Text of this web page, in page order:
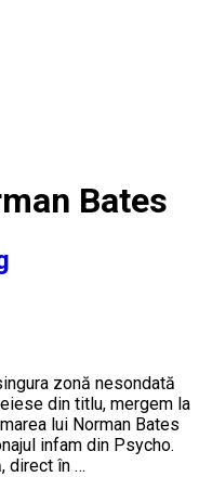
Bates
zonă nesondată
din titlu, mergem la
lui Norman Bates
infam din Psycho.
direct în …